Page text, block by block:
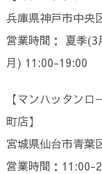
兵庫県神戸市中央
営業時間： 夏季
月) 11:00-19:00
【マンハッタン
町店】
宮城県仙台市青葉
営業時間：11:00-